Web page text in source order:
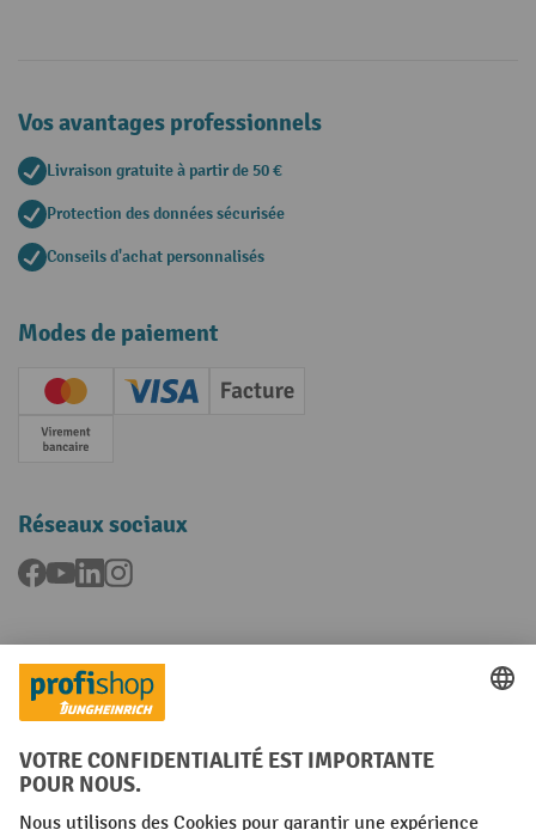
Vos avantages professionnels
Livraison gratuite à partir de 50 €
Protection des données sécurisée
Conseils d'achat personnalisés
Modes de paiement
Creditcard (Master)Creditcard (Visa)
Facture
Paiement anticipé
Réseaux sociaux
Facebook
YouTubeLinkedInInstagram
Langues
FR NL
Conditions générales Mentions légales